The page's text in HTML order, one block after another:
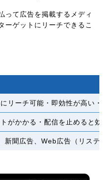
って広告を掲載するメディ
ーゲットにリーチできるこ
リーチ可能・即効性が高い・
がかかる・配信を止めると効
新聞広告、Web広告（リステ